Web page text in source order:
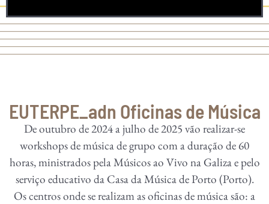
EUTERPE_adn Oficinas de Música
De outubro de 2024 a julho de 2025 vão realizar-se
workshops de música de grupo com a duração de 60
horas, ministrados pela Músicos ao Vivo na Galiza e pelo
serviço educativo da Casa da Música de Porto (Porto).
Os centros onde se realizam as oficinas de música são: a